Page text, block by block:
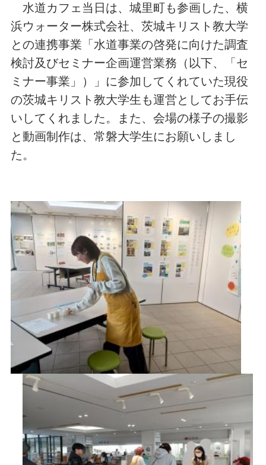
水道カフェ当日は、城里町も参画した、横
浜ウォーター株式会社、茨城キリスト教大学
との連携事業「水道事業の啓発に向けた調査
検討及びセミナー企画運営業務（以下、「セ
ミナー事業」）」に参加してくれていた現役
の茨城キリスト教大学生も運営としてお手伝
いしてくれました。また、会場の様子の撮影
と動画制作は、常磐大学生にお願いしまし
た。